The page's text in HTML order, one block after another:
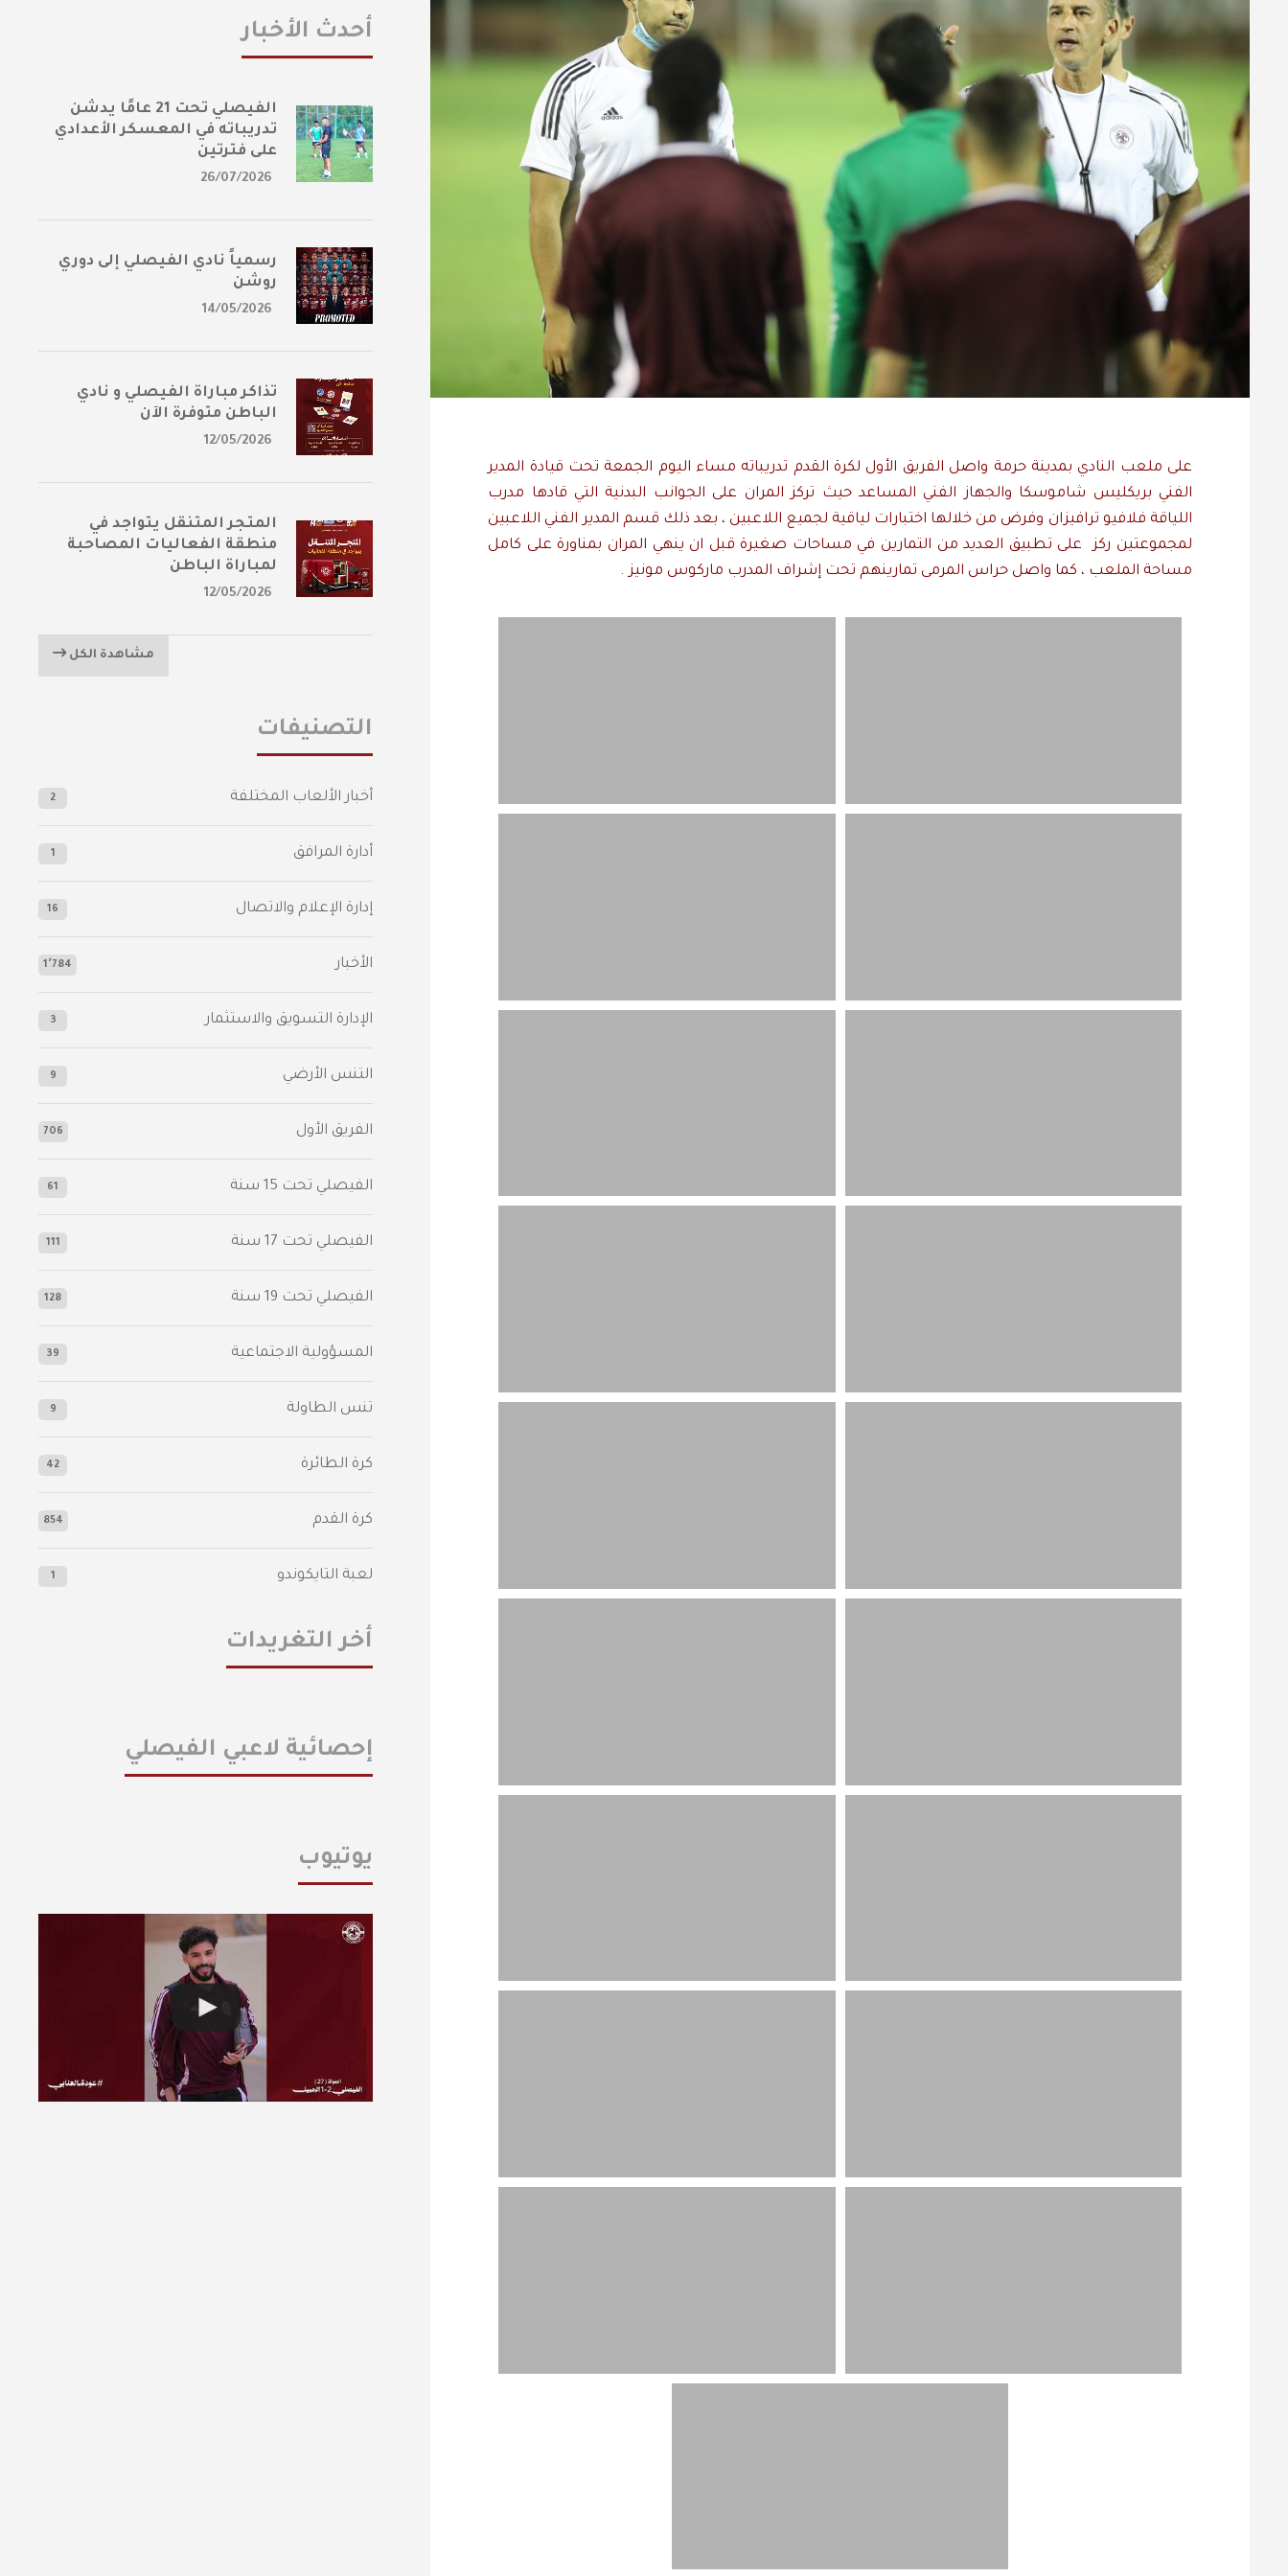
على ملعب النادي بمدينة حرمة واصل الفريق الأول لكرة القدم تدريباته مساء اليوم الجمعة تحت قيادة المدير
الفني بريكليس شاموسكا والجهاز الفني المساعد حيث تركز المران على الجوانب البدنية التي قادها مدرب
اللياقة فلافيو ترافيزان وفرض من خلالها اختبارات لياقية لجميع اللاعبين ، بعد ذلك قسم المدير الفني اللاعبين
لمجموعتين ركز على تطبيق العديد من التمارين في مساحات صغيرة قبل ان ينهي المران بمناورة على كامل
مساحة الملعب ، كما واصل حراس المرمى تمارينهم تحت إشراف المدرب ماركوس مونيز .
أحدث الأخبار
الفيصلي تحت 21 عامًا يدشن
تدريباته في المعسكر الأعدادي
على فترتين
26/07/2026
رسمياً نادي الفيصلي إلى دوري
روشن
14/05/2026
تذاكر مباراة الفيصلي و نادي
الباطن متوفرة الآن
12/05/2026
المتجر المتنقل يتواجد في
منطقة الفعاليات المصاحبة
لمباراة الباطن
12/05/2026
مشاهدة الكل
التصنيفات
أخبار الألعاب المختلفة 2
أدارة المرافق 1
إدارة الإعلام والاتصال 16
الأخبار 1٬784
الإدارة التسويق والاستثمار 3
التنس الأرضي 9
الفريق الأول 706
الفيصلي‬⁩ تحت 15 سنة 61
‫الفيصلي‬⁩ تحت 17 سنة 111
الفيصلي‬⁩ تحت 19 سنة 128
المسؤولية الاجتماعية 39
تنس الطاولة 9
كرة الطائرة 42
كرة القدم 854
لعبة التايكوندو 1
أخر التغريدات
إحصائية لاعبي الفيصلي
يوتيوب